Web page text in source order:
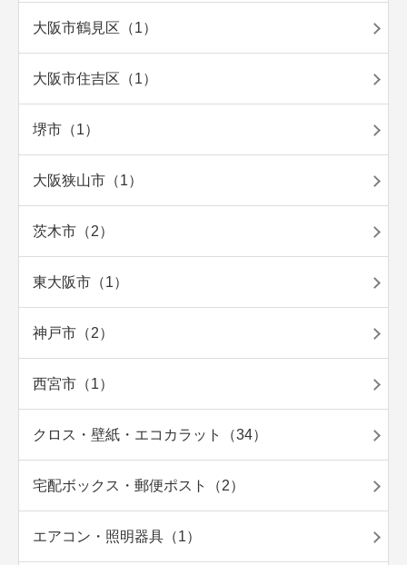
大阪市鶴見区（1）
大阪市住吉区（1）
堺市（1）
大阪狭山市（1）
茨木市（2）
東大阪市（1）
神戸市（2）
西宮市（1）
クロス・壁紙・エコカラット（34）
宅配ボックス・郵便ポスト（2）
エアコン・照明器具（1）